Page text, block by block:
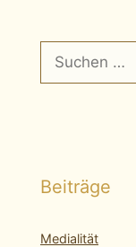
Suchen
nach:
Beiträge
Medialität